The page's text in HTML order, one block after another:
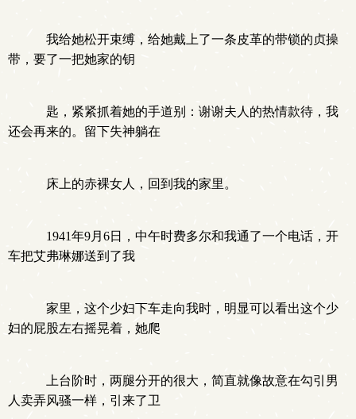
我给她松开束缚，给她戴上了一条皮革的带锁的贞操
带，要了一把她家的钥
匙，紧紧抓着她的手道别：谢谢夫人的热情款待，我
还会再来的。留下失神躺在
床上的赤裸女人，回到我的家里。
1941年9月6日，中午时费多尔和我通了一个电话，开
车把艾弗琳娜送到了我
家里，这个少妇下车走向我时，明显可以看出这个少
妇的屁股左右摇晃着，她爬
上台阶时，两腿分开的很大，简直就像故意在勾引男
人卖弄风骚一样，引来了卫